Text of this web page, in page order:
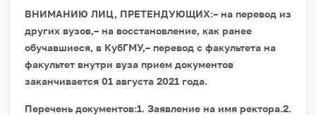
ВНИМАНИЮ ЛИЦ, ПРЕТЕНДУЮЩИХ:– на перевод из
других вузов,– на восстановление, как ранее
обучавшиеся, в КубГМУ,– перевод с факультета на
факультет внутри вуза прием документов
заканчивается 01 августа 2021 года.
Перечень документов:1. Заявление на имя ректора.2.